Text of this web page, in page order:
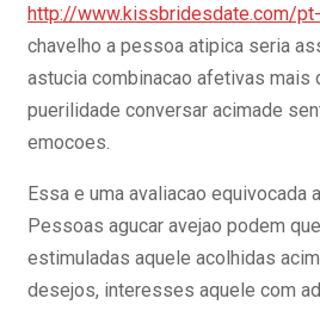
http://www.kissbridesdate.com/
chavelho a pessoa atipica seria
astucia combinacao afetivas mais
puerilidade conversar acimade
emocoes.
Essa e uma avaliacao equivocada
Pessoas agucar avejao podem
estimuladas aquele acolhidas
desejos, interesses aquele com